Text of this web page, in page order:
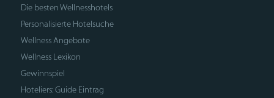
Die besten Wellnesshotels
Personalisierte Hotelsuche
Wellness Angebote
Wellness Lexikon
Gewinnspiel
Hoteliers: Guide Eintrag